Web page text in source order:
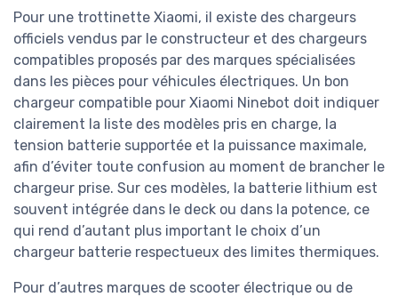
Pour une trottinette Xiaomi, il existe des chargeurs
officiels vendus par le constructeur et des chargeurs
compatibles proposés par des marques spécialisées
dans les pièces pour véhicules électriques. Un bon
chargeur compatible pour Xiaomi Ninebot doit indiquer
clairement la liste des modèles pris en charge, la
tension batterie supportée et la puissance maximale,
afin d’éviter toute confusion au moment de brancher le
chargeur prise. Sur ces modèles, la batterie lithium est
souvent intégrée dans le deck ou dans la potence, ce
qui rend d’autant plus important le choix d’un
chargeur batterie respectueux des limites thermiques.
Pour d’autres marques de scooter électrique ou de